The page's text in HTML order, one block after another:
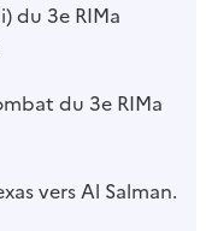
du 3e RIMa
du 3e RIMa
vers Al Salman.